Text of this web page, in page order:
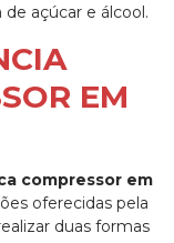
açúcar e álcool.
EM
compressor em
oferecidas pela
duas formas